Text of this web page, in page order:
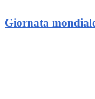
Giornata